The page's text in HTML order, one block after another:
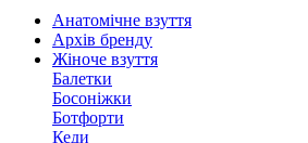
Анатомічне взуття
Архів бренду
Жіноче взуття
Балетки
Босоніжки
Ботфорти
Кеди